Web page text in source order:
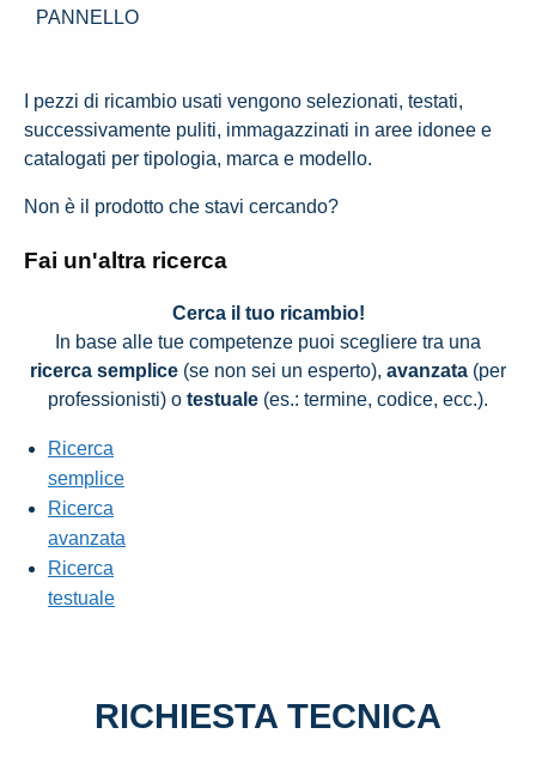
PANNELLO
I pezzi di ricambio usati vengono selezionati, testati,
successivamente puliti, immagazzinati in aree idonee e
catalogati per tipologia, marca e modello.
Non è il prodotto che stavi cercando?
Fai un'altra ricerca
Cerca il tuo ricambio!
In base alle tue competenze puoi scegliere tra una
ricerca semplice (se non sei un esperto), avanzata (per
professionisti) o testuale (es.: termine, codice, ecc.).
Ricerca
semplice
Ricerca
avanzata
Ricerca
testuale
RICHIESTA TECNICA